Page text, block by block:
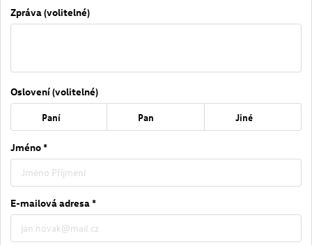
Zpráva (volitelné)
Oslovení (volitelné)
Paní Pan Jiné
Jméno *
E-mailová adresa *